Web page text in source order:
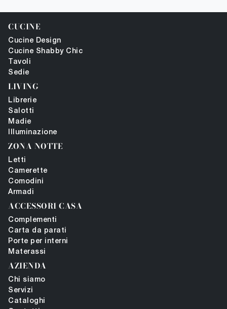
CUCINE
Cucine Design
Cucine Shabby Chic
Tavoli
Sedie
LIVING
Librerie
Salotti
Madie
Illuminazione
ZONA NOTTE
Letti
Camerette
Comodini
Armadi
ACCESSORI CASA
Complementi
Carta da parati
Porte per interni
Materassi
AZIENDA
Chi siamo
Servizi
Cataloghi